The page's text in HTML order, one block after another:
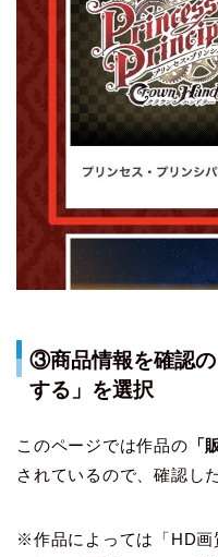
③商品情報を確認
する」を選択
このページでは作品の 「
されているので、確認し
※作品によっては「HD画